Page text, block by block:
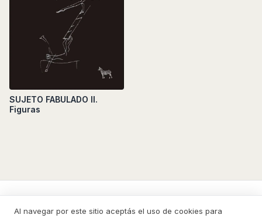
SUJETO FABULADO II.
Figuras
La Cebra
Al navegar por este sitio aceptás el uso de cookies para